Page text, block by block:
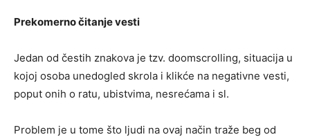
Prekomerno čitanje vesti
Jedan od čestih znakova je tzv. doomscrolling, situacija u
kojoj osoba unedogled skrola i klikće na negativne vesti,
poput onih o ratu, ubistvima, nesrećama i sl.
Problem je u tome što ljudi na ovaj način traže beg od